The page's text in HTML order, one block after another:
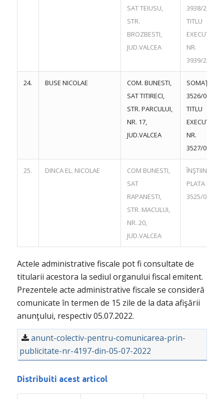
SAT TEIUSU,
STR.
BROZBESTI,
JUD.VALCEA
3938/
TITLU
EXECUTORIU
NR.
3939/
24. BUSE NICOLAE
COM. BUNESTI,
SAT TITIRECI,
STR. PARCULUI,
NR. 17,
JUD.VALCEA
SOMAŢIE
3526/
TITLU
EXECUTORIU
NR.
3527/
25. DINCA EL. NICOLAE
COM BUNESTI,
SAT
RAPANESTI,
STR. MACULUI,
NR. 20,
JUD.VALCEA
ÎNŞTIINŢARE
PLATA NR.
3525/
Actele administrative fiscale pot fi consultate de
titularii acestora la sediul organului fiscal emitent.
Prezentele acte administrative fiscale se consideră
comunicate în termen de 15 zile de la data afişării
anunţului, respectiv 05.07.2022.
anunt-colectiv-pentru-comunicarea-prin-
publicitate-nr-4197-din-05-07-2022
Distribuiti acest articol